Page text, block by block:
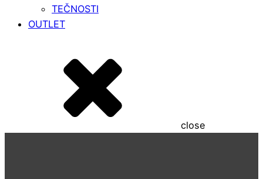
TEČNOSTI
OUTLET
close